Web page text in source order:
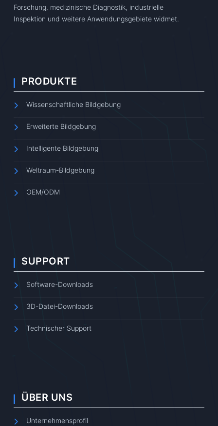
Forschung, medizinische Diagnostik, industrielle
Inspektion und weitere Anwendungsgebiete widmet.
PRODUKTE
Wissenschaftliche Bildgebung
Erweiterte Bildgebung
Intelligente Bildgebung
Weltraum-Bildgebung
OEM/ODM
SUPPORT
Software-Downloads
3D-Datei-Downloads
Technischer Support
ÜBER UNS
Unternehmensprofil